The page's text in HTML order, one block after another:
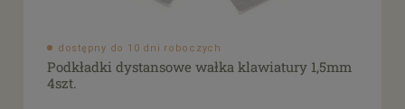
dostępny do 10 dni roboczych
Podkładki dystansowe wałka klawiatury 1,5mm
4szt.